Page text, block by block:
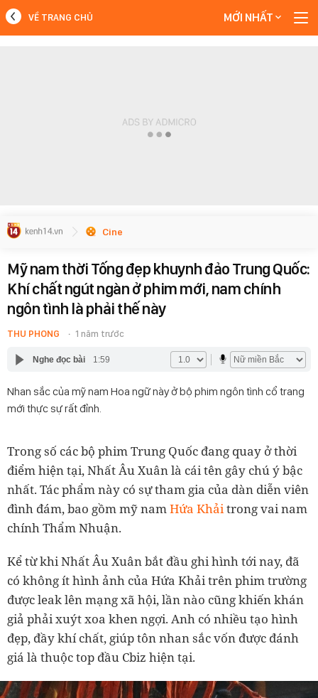
VỀ TRANG CHỦ MỚI NHẤT
Cine
Mỹ nam thời Tống đẹp khuynh đảo Trung Quốc:
Khí chất ngút ngàn ở phim mới, nam chính
ngôn tình là phải thế này
THU PHONG 1 năm trước
Nghe đọc bài 1:59
Nhan sắc của mỹ nam Hoa ngữ này ở bộ phim ngôn tình cổ trang
mới thực sự rất đỉnh.
Trong số các bộ phim Trung Quốc đang quay ở thời
điểm hiện tại, Nhất Âu Xuân là cái tên gây chú ý bậc
nhất. Tác phẩm này có sự tham gia của dàn diễn viên
đình đám, bao gồm mỹ namHứa Khảitrong vai nam
chính Thẩm Nhuận.
Kể từ khi Nhất Âu Xuân bắt đầu ghi hình tới nay, đã
có không ít hình ảnh của Hứa Khải trên phim trường
được leak lên mạng xã hội, lần nào cũng khiến khán
giả phải xuýt xoa khen ngợi. Anh có nhiều tạo hình
đẹp, đầy khí chất, giúp tôn nhan sắc vốn được đánh
giá là thuộc top đầu Cbiz hiện tại.